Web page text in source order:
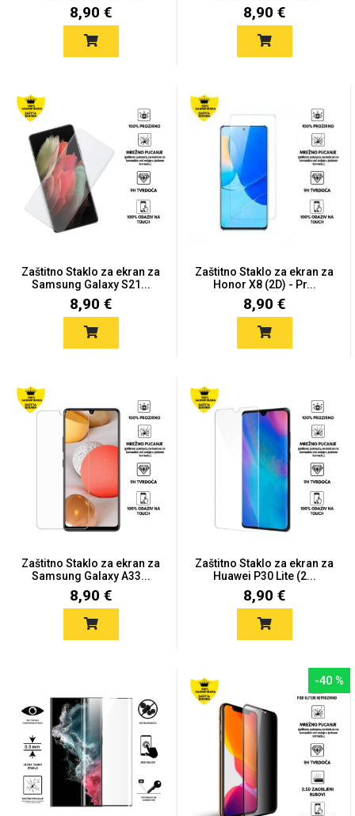
8,90 € 8,90 €
Zaštitno Staklo za ekran za
Samsung Galaxy S21...
8,90 €
Zaštitno Staklo za ekran za
Honor X8 (2D) - Pr...
8,90 €
Zaštitno Staklo za ekran za
Samsung Galaxy A33...
8,90 €
Zaštitno Staklo za ekran za
Huawei P30 Lite (2...
8,90 €
-40 %